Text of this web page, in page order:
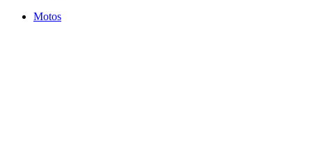
Motos